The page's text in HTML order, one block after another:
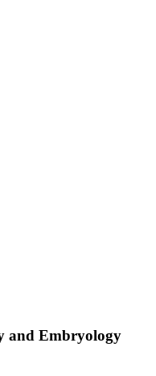
and Embryology